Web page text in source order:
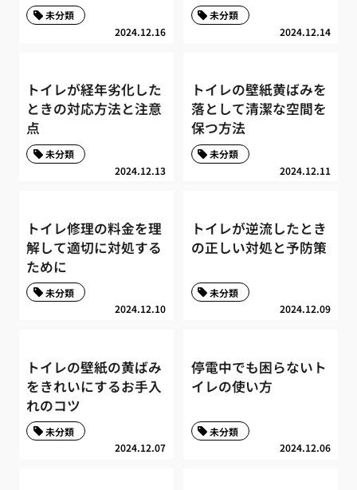
2024.12.16
未分類
2024.12.14
未分類
トイレが経年劣化した
ときの対応方法と注意
点
2024.12.13
未分類
トイレの壁紙黄ばみを
落として清潔な空間を
保つ方法
2024.12.11
未分類
トイレ修理の料金を理
解して適切に対処する
ために
2024.12.10
未分類
トイレが逆流したとき
の正しい対処と予防策
2024.12.09
未分類
トイレの壁紙の黄ばみ
をきれいにするお手入
れのコツ
2024.12.07
未分類
停電中でも困らないト
イレの使い方
2024.12.06
未分類